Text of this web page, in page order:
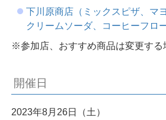
下川原商店（ミックスピザ、マ
クリームソーダ、コーヒーフロー
※参加店、おすすめ商品は変更する
開催日
2023年8月26日（土）